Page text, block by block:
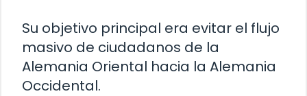
Su objetivo principal era evitar el flujo
masivo de ciudadanos de la
Alemania Oriental hacia la Alemania
Occidental.